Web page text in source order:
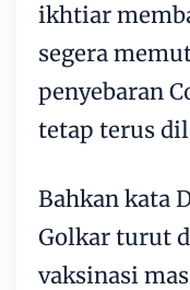
ikhtiar
segera
penyebaran
tetap terus
Bahkan kata
Golkar turut
vaksinasi